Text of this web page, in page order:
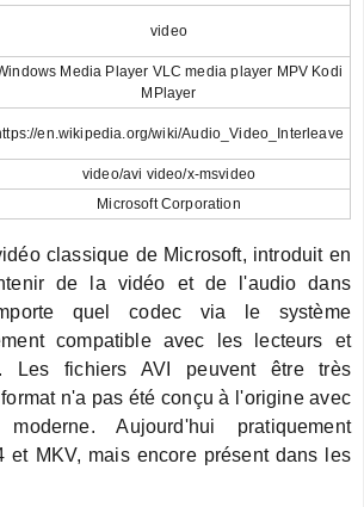
video
Media Player VLC media player MPV Kodi
MPlayer
en.wikipedia.org/wiki/Audio_Video_Interleave
video/avi video/x-msvideo
Microsoft Corporation
classique de Microsoft, introduit en
de la vidéo et de l'audio dans
quel codec via le système
compatible avec les lecteurs et
Les fichiers AVI peuvent être très
n'a pas été conçu à l'origine avec
Aujourd'hui pratiquement
et MKV, mais encore présent dans les